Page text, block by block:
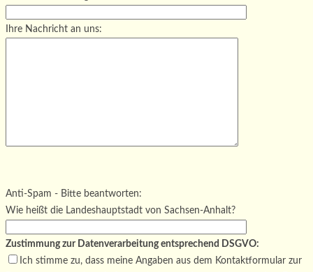
Ihre Nachricht an uns:
Bitte lasse dieses Feld leer.
Anti-Spam - Bitte beantworten:
Wie heißt die Landeshauptstadt von Sachsen-Anhalt?
Zustimmung zur Datenverarbeitung entsprechend DSGVO:
Ich stimme zu, dass meine Angaben aus dem Kontaktformular zur